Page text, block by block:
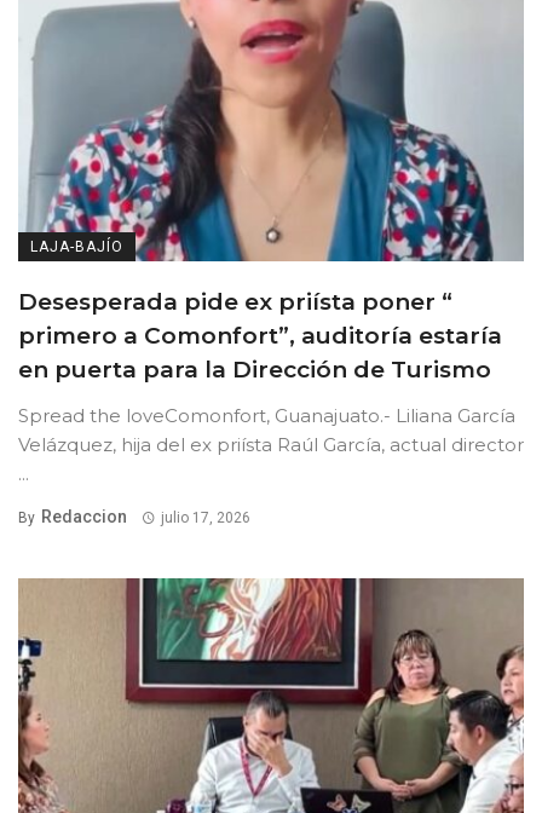
LAJA-BAJÍO
Desesperada pide ex priísta poner “
primero a Comonfort”, auditoría estaría
en puerta para la Dirección de Turismo
Spread the loveComonfort, Guanajuato.- Liliana García
Velázquez, hija del ex priísta Raúl García, actual director
...
By Redaccion julio 17, 2026